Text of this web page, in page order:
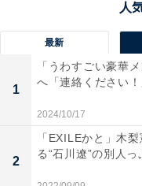
最新
1
「うわすごい豪華
へ「連絡ください
2024/10/17
2
「EXILEかと」木
る“石川遼”の別人